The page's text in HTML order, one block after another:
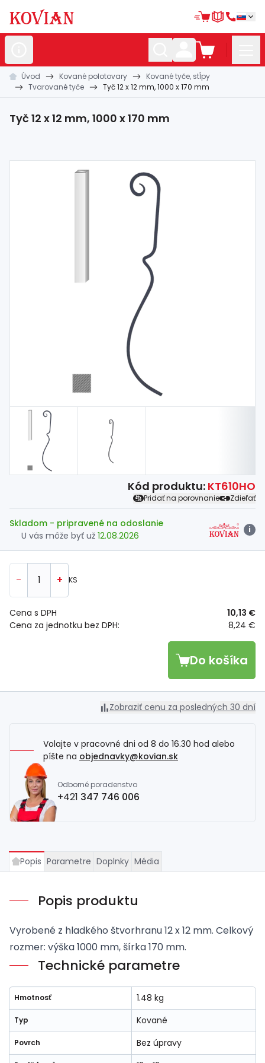
Nerezovépolotovary
Kované polotovary
systémy
Úvod Kované polotovary
Kované tyče, stĺpy
Tvarované tyče
Tyč 12 x 12 mm, 1000 x 170 mm
Tyč 12 x 12 mm, 1000 x 170 mm
Kód produktu: KT610HO
Pridať na porovnanie Zdieľať
Skladom - pripravené na odoslanie
U vás môže byť už 12.08.2026
i
- + KS
Cena za jednotku bez DPH: 8,24 €
Cena s DPH 10,13 €
Do košíka
Zobraziť cenu za posledných 30 dní
Volajte v pracovné dni od 8 do 16.30 hod alebo
píšte na objednavky@kovian.sk
Odborné poradenstvo
+421 347 746 006
Popis Parametre Doplnky Média
Popis produktu
Vyrobené z hladkého štvorhranu 12 x 12 mm. Celkový
rozmer: výška 1000 mm, šírka 170 mm.
Technické parametre
Hmotnosť 1.48 kg
Typ Kované
Povrch Bez úpravy